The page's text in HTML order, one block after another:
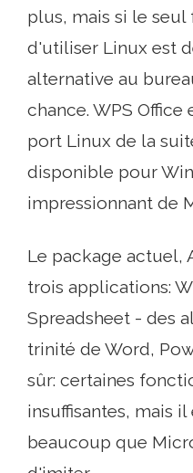
plus, mais si le
d'utiliser Linux est
alternative au
chance. WPS
port Linux de la
disponible pour
impressionnant de
Le package actuel,
trois applications:
Spreadsheet - des
trinité de Word,
sûr: certaines
insuffisantes, mais
beaucoup que